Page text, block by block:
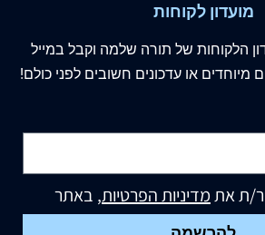
מועדון לקוחות
הלקוחות של תורה שלמה וקבל במייל
או עדכונים חשובים לפני כולם!
ת אתמדיניות הפרטיות, באתר